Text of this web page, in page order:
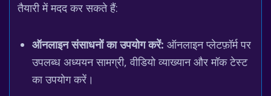
तैयारी में मदद कर सकते हैं:
ऑनलाइन संसाधनों का उपयोग करें: ऑनलाइन प्लेटफ़ॉर्म पर
उपलब्ध अध्ययन सामग्री, वीडियो व्याख्यान और मॉक टेस्ट
का उपयोग करें।